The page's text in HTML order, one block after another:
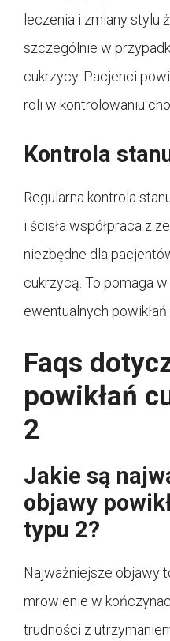
leczenia i zmiany stylu
szczególnie w
cukrzycy. Pacjenci
roli w kontrolowaniu
Kontrola
Regularna kontrola
i ścisła współpraca z
niezbędne dla
cukrzycą. To pomaga
ewentualnych powikłań.
Faqs
powikłań
2
Jakie są
objawy
typu 2?
Najważniejsze objawy
mrowienie w
trudności z